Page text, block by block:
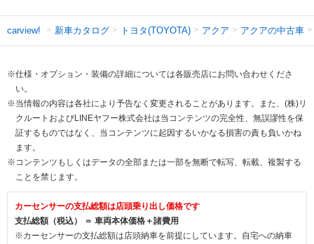
carview! 新車カタログ トヨタ(TOYOTA) アクア アクアの中古車
※仕様・オプション・装備の詳細については各販売店にお問い合わせくださ
い。
※当情報の内容は各社により予告なく変更されることがあります。また、(株)リ
クルートおよびLINEヤフー株式会社は当コンテンツの完全性、無誤謬性を保
証するものではなく、当コンテンツに起因するいかなる損害の責も負いかね
ます。
※コンテンツもしくはデータの全部または一部を無断で転写、転載、複製する
ことを禁じます。
カーセンサーの支払総額は店頭乗り出し価格です
支払総額（税込） ＝ 車両本体価格＋諸費用
※カーセンサーの支払総額は店頭納車を前提にしています。自宅への納車